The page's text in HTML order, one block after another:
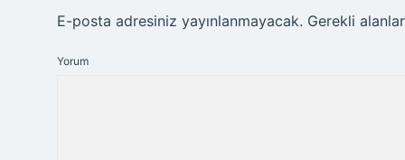
E-posta adresiniz yayınlanmayacak. Gerekli
Yorum